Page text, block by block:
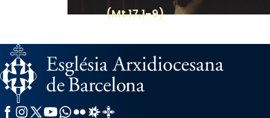
(Mt 17,1-9)
Facebook
Instagram
X / Twitter
YouTube
WhatsApp
FlickrRadio Estel
Catalunya Cristiana